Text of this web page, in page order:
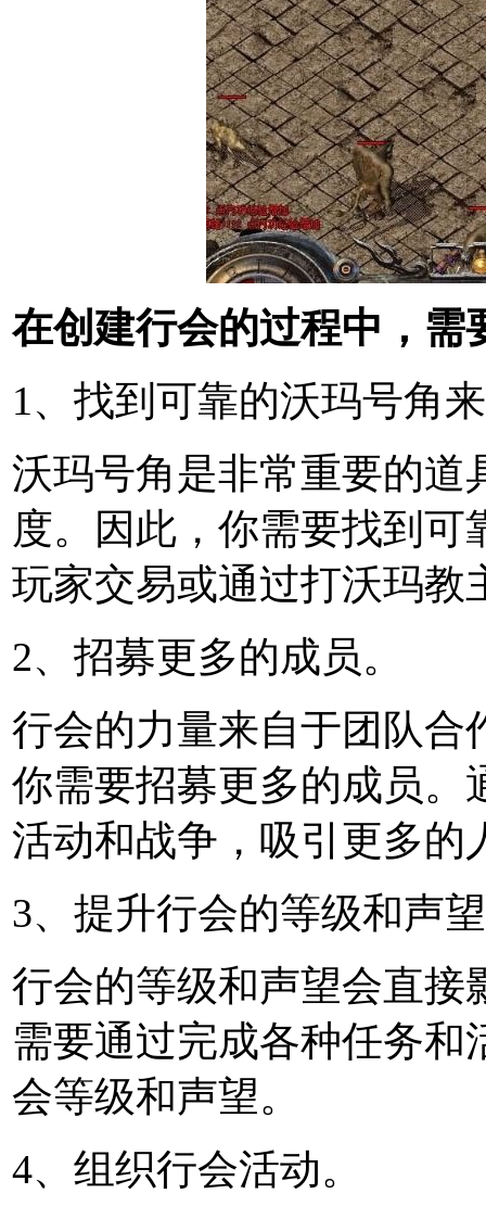
在创建行会的过程中，需
1、找到可靠的沃玛号角
沃玛号角是非常重要的道
度。因此，你需要找到
玩家交易或通过打沃玛教
2、招募更多的成员。
行会的力量来自于团队合
你需要招募更多的成员。
活动和战争，吸引更多的
3、提升行会的等级和声
行会的等级和声望会直接
需要通过完成各种任务和
会等级和声望。
4、组织行会活动。